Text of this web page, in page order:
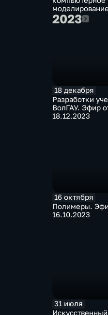
02.08.2024
20232023
18 декабря
Разработки
ВолГАУ. Эфир
18.12.2023
16 октября
Полимеры.
16.10.2023
31 июля
Искусственный